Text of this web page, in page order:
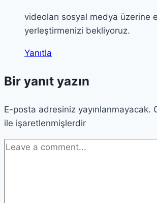
videoları sosyal medya üzerine
yerleştirmenizi bekliyoruz.
Yanıtla
Bir yanıt yazın
E-posta adresiniz yayınlanmayacak.
ile işaretlenmişlerdir